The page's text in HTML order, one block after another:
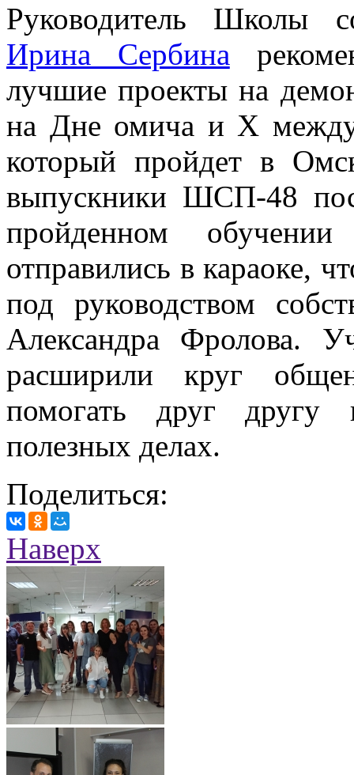
Руководитель Школы
Ирина Сербина
лучшие проекты на
на Дне омича и Х
который пройдет в
выпускники ШСП-48
пройденном
отправились в караоке,
под руководством
Александра Фролова.
расширили круг
помогать друг другу
полезных делах.
Поделиться:
Наверх